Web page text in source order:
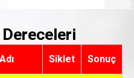
Siklet Sonuç